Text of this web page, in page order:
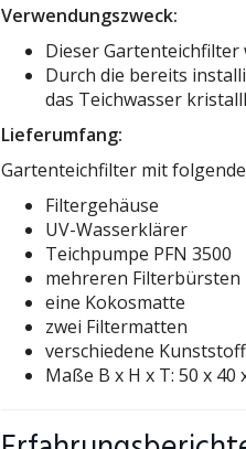
Verwendungszweck:
Dieser Gartenteichfilter
Durch die bereits
das Teichwasser
Lieferumfang:
Gartenteichfilter mit
Filtergehäuse
UV-Wasserklärer
Teichpumpe PFN 3500
mehreren Filterbürsten
eine Kokosmatte
zwei Filtermatten
verschiedene
Maße B x H x T: 50 x 40